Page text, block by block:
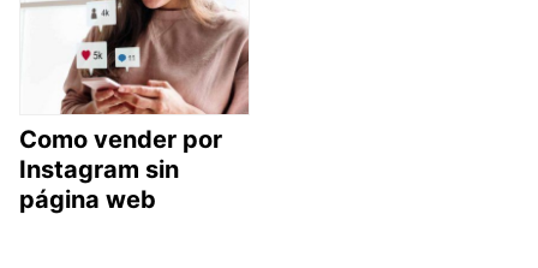
Como vender por
Instagram sin
página web